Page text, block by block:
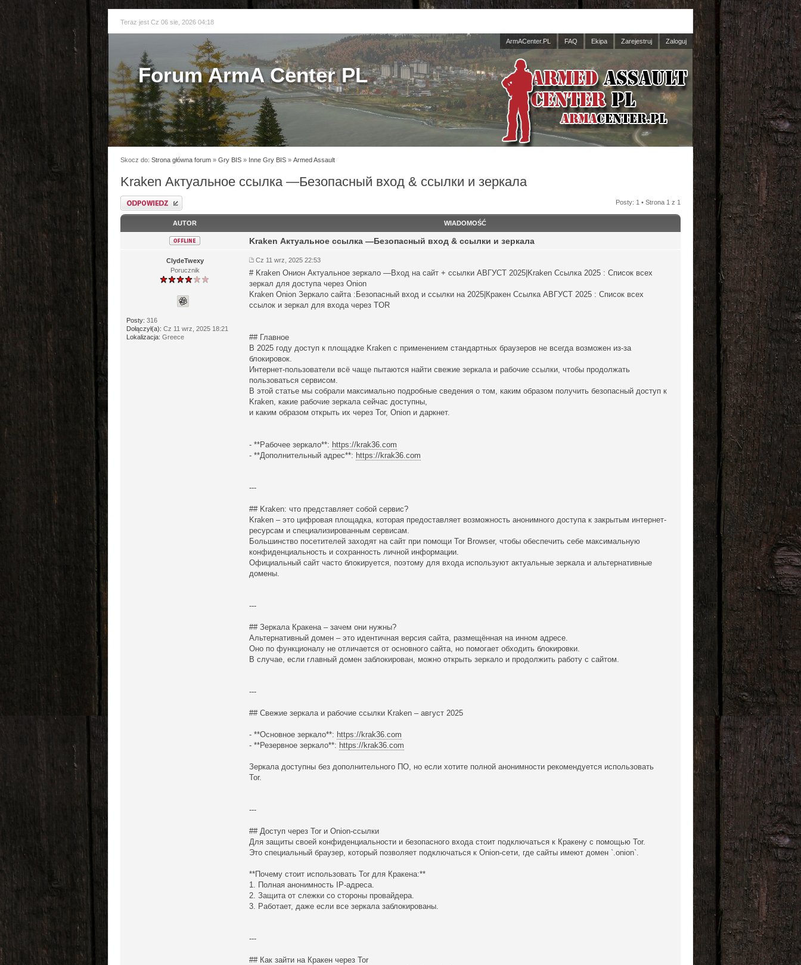
Teraz jest Cz 06 sie, 2026 04:18
ArmACenter.PL FAQ Ekipa Zarejestruj Zaloguj
Forum ArmA Center PL
Skocz do: Strona główna forum » Gry BIS » Inne Gry BIS » Armed Assault
Kraken Актуальное ссылка —Безопасный вход & ссылки и зеркала
Odpowiedz Posty: 1 • Strona 1 z 1
AUTOR WIADOMOŚĆ
ClydeTwexy
Porucznik
Posty: 316
Dołączył(a): Cz 11 wrz, 2025 18:21
Lokalizacja: Greece
Kraken Актуальное ссылка —Безопасный вход & ссылки и зеркала
Cz 11 wrz, 2025 22:53
# Kraken Онион Актуальное зеркало —Вход на сайт + ссылки АВГУСТ 2025|Kraken Ссылка 2025 : Список всех
зеркал для доступа через Onion
Kraken Onion Зеркало сайта :Безопасный вход и ссылки на 2025|Кракен Ссылка АВГУСТ 2025 : Список всех
ссылок и зеркал для входа через TOR
## Главное
В 2025 году доступ к площадке Kraken с применением стандартных браузеров не всегда возможен из-за
блокировок.
Интернет-пользователи всё чаще пытаются найти свежие зеркала и рабочие ссылки, чтобы продолжать
пользоваться сервисом.
В этой статье мы собрали максимально подробные сведения о том, каким образом получить безопасный доступ к
Kraken, какие рабочие зеркала сейчас доступны,
и каким образом открыть их через Tor, Onion и даркнет.
- **Рабочее зеркало**: https://krak36.com
- **Дополнительный адрес**: https://krak36.com
---
## Kraken: что представляет собой сервис?
Kraken – это цифровая площадка, которая предоставляет возможность анонимного доступа к закрытым интернет-
ресурсам и специализированным сервисам.
Большинство посетителей заходят на сайт при помощи Tor Browser, чтобы обеспечить себе максимальную
конфиденциальность и сохранность личной информации.
Официальный сайт часто блокируется, поэтому для входа используют актуальные зеркала и альтернативные
домены.
---
## Зеркала Кракена – зачем они нужны?
Альтернативный домен – это идентичная версия сайта, размещённая на инном адресе.
Оно по функционалу не отличается от основного сайта, но помогает обходить блокировки.
В случае, если главный домен заблокирован, можно открыть зеркало и продолжить работу с сайтом.
---
## Свежие зеркала и рабочие ссылки Kraken – август 2025
- **Основное зеркало**: https://krak36.com
- **Резервное зеркало**: https://krak36.com
Зеркала доступны без дополнительного ПО, но если хотите полной анонимности рекомендуется использовать
Tor.
---
## Доступ через Tor и Onion-ссылки
Для защиты своей конфиденциальности и безопасного входа стоит подключаться к Кракену с помощью Tor.
Это специальный браузер, который позволяет подключаться к Onion-сети, где сайты имеют домен `.onion`.
**Почему стоит использовать Tor для Кракена:**
1. Полная анонимность IP-адреса.
2. Защита от слежки со стороны провайдера.
3. Работает, даже если все зеркала заблокированы.
---
## Как зайти на Кракен через Tor